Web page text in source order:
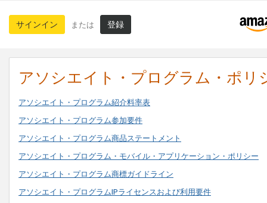
サインイン または 登録
アソシエイト・プログラム・ポリ
アソシエイト・プログラム紹介料率表
アソシエイト・プログラム参加要件
アソシエイト・プログラム商品ステートメント
アソシエイト・プログラム・モバイル・アプリケーション・ポリシー
アソシエイト・プログラム商標ガイドライン
アソシエイト・プログラムIPライセンスおよび利用要件